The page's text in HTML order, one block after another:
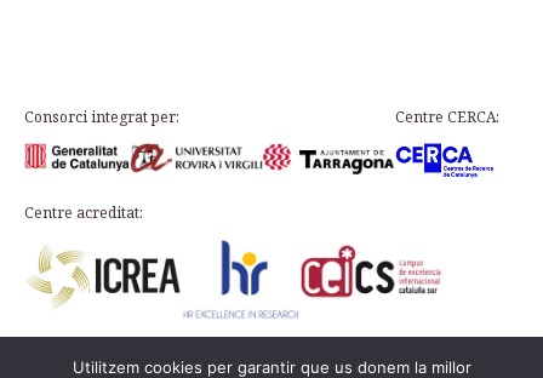
Consorci integrat per: Centre CERCA:
Centre acreditat:
Plaça d’en Rovellat, s/n, 43003 Tarragona
Utilitzem cookies per garantir que us donem la millor